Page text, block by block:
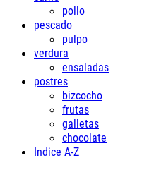
pollo
pescado
pulpo
verdura
ensaladas
postres
bizcocho
frutas
galletas
chocolate
Indice A-Z